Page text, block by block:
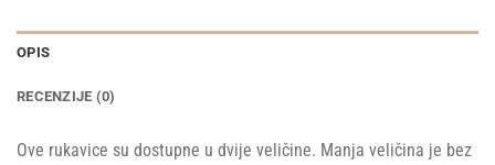
OPIS
RECENZIJE (0)
Ove rukavice su dostupne u dvije veličine. Manja veličina je bez